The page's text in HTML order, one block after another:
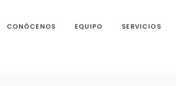
CONÓCENOS EQUIPO SERVICIOS